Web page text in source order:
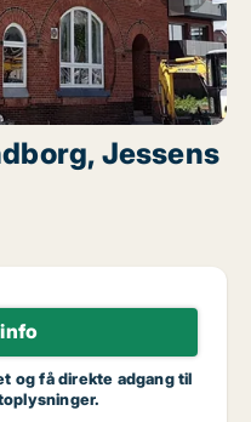
Jessens
og få direkte adgang til